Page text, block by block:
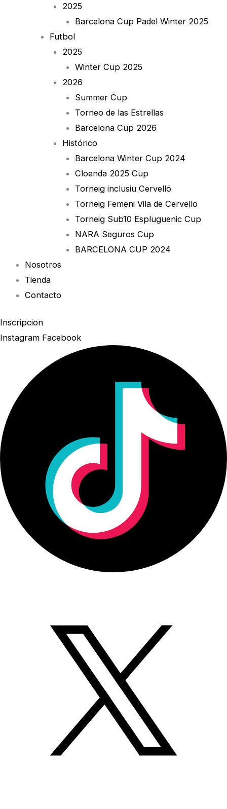
2025
Barcelona Cup Padel Winter 2025
Futbol
2025
Winter Cup 2025
2026
Summer Cup
Torneo de las Estrellas
Barcelona Cup 2026
Histórico
Barcelona Winter Cup 2024
Cloenda 2025 Cup
Torneig inclusiu Cervelló
Torneig Femeni Vila de Cervello
Torneig Sub10 Espluguenic Cup
NARA Seguros Cup
BARCELONA CUP 2024
Nosotros
Tienda
Contacto
Inscripcion
Instagram Facebook